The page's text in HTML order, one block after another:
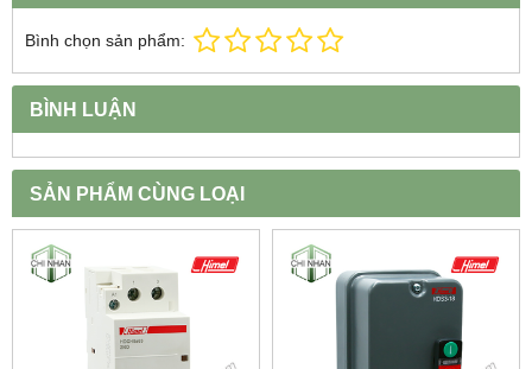
Bình chọn sản phẩm:
BÌNH LUẬN
SẢN PHẨM CÙNG LOẠI